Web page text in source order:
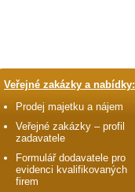
Veřejné zakázky a nabídky:
Prodej majetku a nájem
Veřejné zakázky – profil
zadavatele
Formulář dodavatele pro
evidenci kvalifikovaných
firem